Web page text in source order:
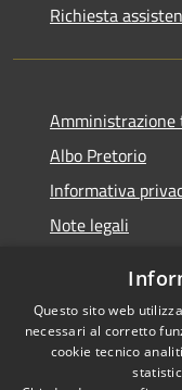
Richiesta
Albo Pretorio
Informativa
Note legali
Whisteblowing
Questo sito web
necessari al corretto
cookie tecnico